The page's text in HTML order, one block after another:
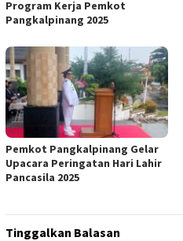
Program Kerja Pemkot
Pangkalpinang 2025
Pemkot Pangkalpinang Gelar
Upacara Peringatan Hari Lahir
Pancasila 2025
Tinggalkan Balasan